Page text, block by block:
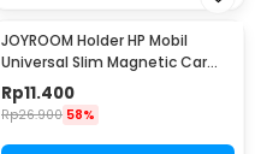
JOYROOM Holder HP Mobil
Universal Slim Magnetic Car
Phone Holder - F6
Rp11.400
Rp26.900 58%